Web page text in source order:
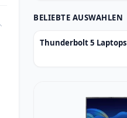
BELIEBTE AUSWAHLEN
Thunderbolt 5 Laptops